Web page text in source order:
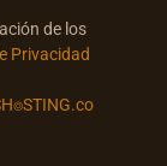
de los
Privacidad